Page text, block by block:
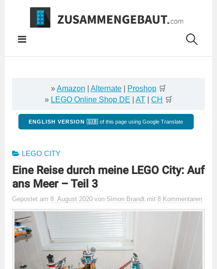
Springe
Inhalt
»Amazon Alternate Proshop 🛒
» LEGO Online Shop DE AT CH 🛒
ENGLISH VERSION 🇬🇧 of this page using Google Translate
LEGO CITY
Eine Reise durch meine LEGO City: Auf
ans Meer – Teil 3
Gepostet am 8. August 2020 von Simon Brandt mit 8 Kommentaren